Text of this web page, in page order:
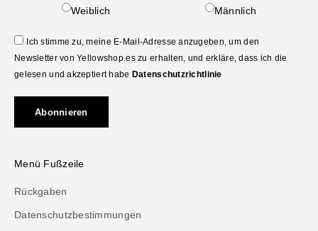
Weiblich Männlich
Ich stimme zu, meine E-Mail-Adresse anzugeben, um den
Newsletter von Yellowshop.es zu erhalten, und erkläre, dass ich die
gelesen und akzeptiert habe Datenschutzrichtlinie
Abonnieren
Menü Fußzeile
Rückgaben
Datenschutzbestimmungen